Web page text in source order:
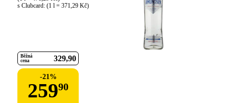
s Clubcard: (1 l = 371,29 Kč)
Běžná
cena
329 90
-21%
25990